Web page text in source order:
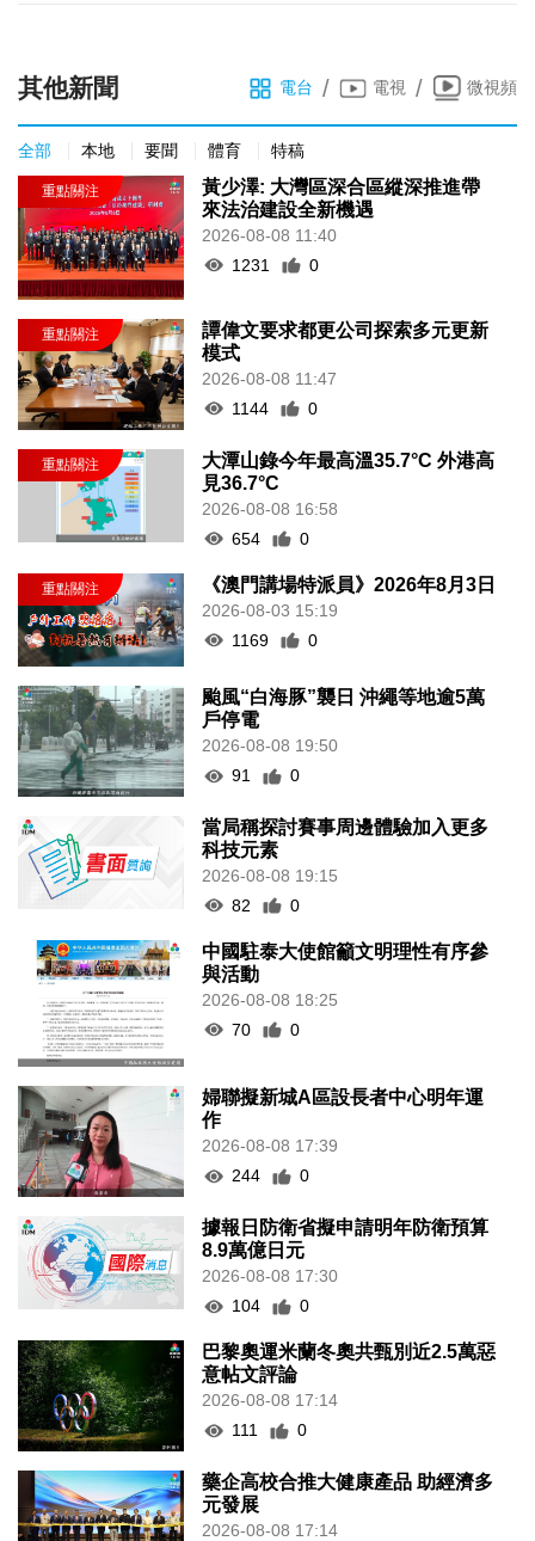
其他新聞 電台 / 電視 / 微視頻
全部 本地 要聞 體育 特稿
黃少澤: 大灣區深合區縱深推進帶
來法治建設全新機遇
2026-08-08 11:40
1231
0
譚偉文要求都更公司探索多元更新
模式
2026-08-08 11:47
1144
0
大潭山錄今年最高溫35.7°C 外港高
見36.7°C
2026-08-08 16:58
654
0
《澳門講場特派員》2026年8月3日
2026-08-03 15:19
1169
0
颱風“白海豚”襲日 沖繩等地逾5萬
戶停電
2026-08-08 19:50
91
0
當局稱探討賽事周邊體驗加入更多
科技元素
2026-08-08 19:15
82
0
中國駐泰大使館籲文明理性有序參
與活動
2026-08-08 18:25
70
0
婦聯擬新城A區設長者中心明年運
作
2026-08-08 17:39
244
0
據報日防衛省擬申請明年防衛預算
8.9萬億日元
2026-08-08 17:30
104
0
巴黎奧運米蘭冬奧共甄別近2.5萬惡
意帖文評論
2026-08-08 17:14
111
0
藥企高校合推大健康產品 助經濟多
元發展
2026-08-08 17:14